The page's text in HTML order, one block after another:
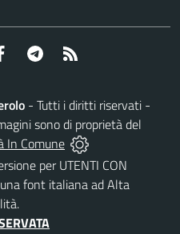
Facebook Telegram
- Tutti i diritti riservati -
sono di proprietà del
In Comune
per UTENTI CON
font italiana ad Alta